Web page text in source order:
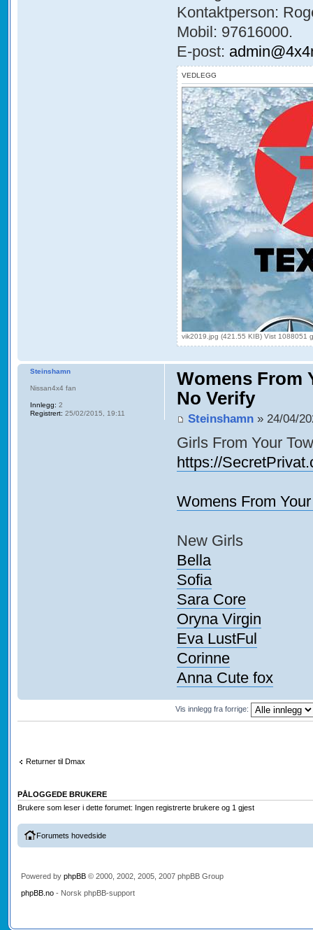
Kontaktperson:
Mobil: 97616000.
E-post:
VEDLEGG
vik2019.jpg (421.55 KIB) Vist 1088051
Womens From
No Verify
Steinshamn » 24/04/
Girls From Your
https://
Womens From
New Girls
Bella
Sofia
Sara Core
Oryna Virgin
Eva LustFul
Corinne
Anna Cute fox
Steinshamn
Nissan4x4 fan
Innlegg: 2
Registrert: 25/02/2015, 19:11
Vis innlegg fra forrige:
Returner til Dmax
PÅLOGGEDE BRUKERE
Brukere som leser i dette forumet: Ingen registrerte brukere og 1 gjest
Forumets hovedside
Powered by phpBB© 2000, 2002, 2005, 2007 phpBB Group
phpBB.no- Norsk phpBB-support